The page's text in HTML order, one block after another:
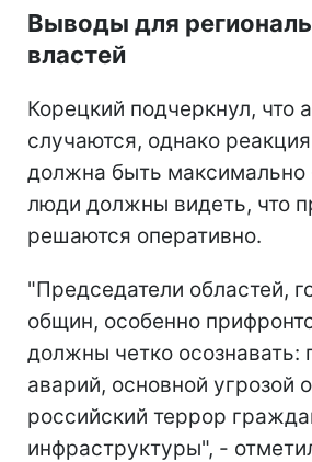
Выводы для
властей
Корецкий подчеркнул, что
случаются, однако
должна быть максимально
люди должны видеть, что
решаются оперативно.
"Председатели областей,
общин, особенно
должны четко осознавать:
аварий, основной угрозой
российский террор
инфраструктуры", -